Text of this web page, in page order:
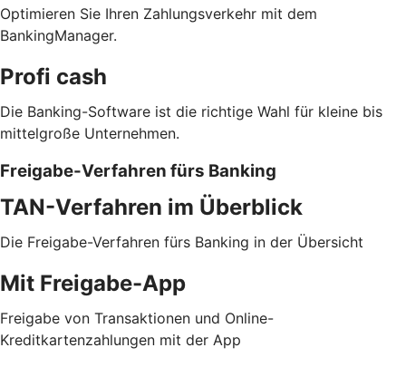
Optimieren Sie Ihren Zahlungsverkehr mit dem
BankingManager.
Profi cash
Die Banking-Software ist die richtige Wahl für kleine bis
mittelgroße Unternehmen.
Freigabe-Verfahren fürs Banking
TAN-Verfahren im Überblick
Die Freigabe-Verfahren fürs Banking in der Übersicht
Mit Freigabe-App
Freigabe von Transaktionen und Online-
Kreditkartenzahlungen mit der App